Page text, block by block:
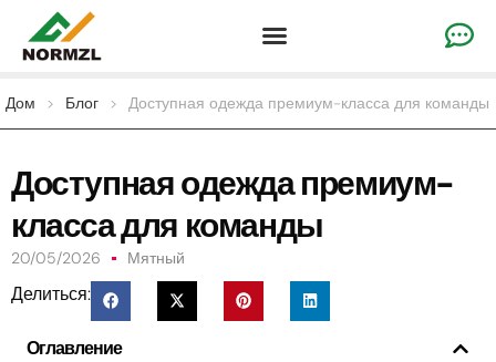
Дом > Блог > Доступная одежда премиум-класса для команды
Доступная одежда премиум-
класса для команды
20/05/2026 Мятный
Делиться:
Оглавление